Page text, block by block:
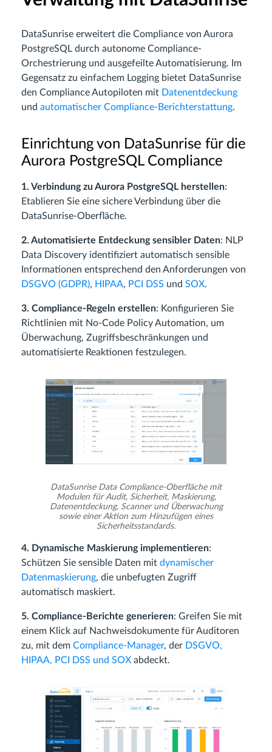
DataSunrise erweitert die Compliance von Aurora
PostgreSQL durch autonome Compliance-
Orchestrierung und ausgefeilte Automatisierung. Im
Gegensatz zu einfachem Logging bietet DataSunrise
den Compliance Autopiloten mit Datenentdeckung
und automatischer Compliance-Berichterstattung.
Einrichtung von DataSunrise für die
Aurora PostgreSQL Compliance
1. Verbindung zu Aurora PostgreSQL herstellen:
Etablieren Sie eine sichere Verbindung über die
DataSunrise-Oberfläche.
2. Automatisierte Entdeckung sensibler Daten: NLP
Data Discovery identifiziert automatisch sensible
Informationen entsprechend den Anforderungen von
DSGVO (GDPR), HIPAA, PCI DSS und SOX.
3. Compliance-Regeln erstellen: Konfigurieren Sie
Richtlinien mit No-Code Policy Automation, um
Überwachung, Zugriffsbeschränkungen und
automatisierte Reaktionen festzulegen.
DataSunrise Data Compliance-Oberfläche mit
Modulen für Audit, Sicherheit, Maskierung,
Datenentdeckung, Scanner und Überwachung
sowie einer Aktion zum Hinzufügen eines
Sicherheitsstandards.
4. Dynamische Maskierung implementieren:
Schützen Sie sensible Daten mit dynamischer
Datenmaskierung, die unbefugten Zugriff
automatisch maskiert.
5. Compliance-Berichte generieren: Greifen Sie mit
einem Klick auf Nachweisdokumente für Auditoren
zu, mit dem Compliance-Manager, der DSGVO,
HIPAA, PCI DSS und SOX abdeckt.